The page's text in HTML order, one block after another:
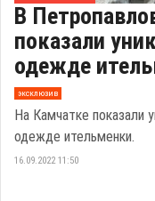
В
показали
одежде
эксклюзив
На Камчатке показали
одежде ительменки.
16.09.2022 11:50